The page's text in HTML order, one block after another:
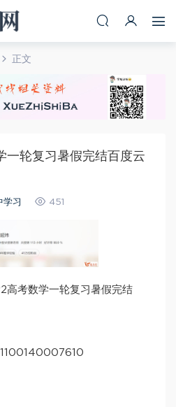
正文
一轮复习暑假完结百度云
学习 451
高考数学一轮复习暑假完结